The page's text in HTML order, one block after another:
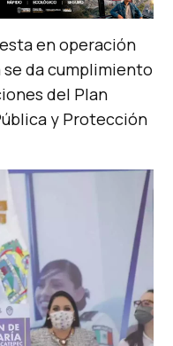
en operación
da cumplimiento
del Plan
y Protección